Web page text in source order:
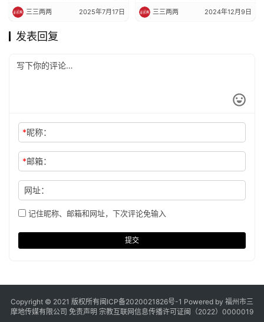
三三两两 2025年7月17日 三三两两 2024年12月9日
发表回复
*昵称：
*邮箱：
网址：
记住昵称、邮箱和网址，下次评论免输入
提交
Copyright © 2021 版权所有闽ICP备2020021826号-1 Powered by 福州市三
摩地传媒有限公司 免责声明 宗教互联网信息传播许可证闽（2022）0000019